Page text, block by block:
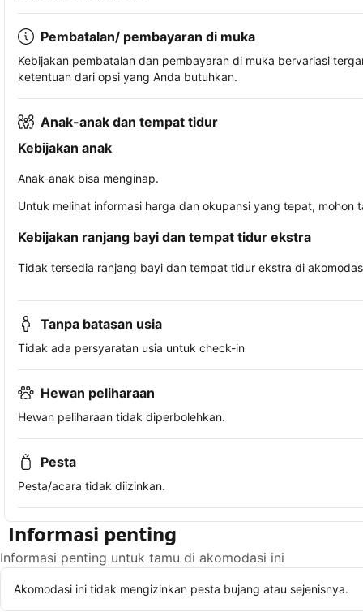
Pembatalan/ pembayaran di muka
Kebijakan pembatalan dan pembayaran di muka bervariasi
ketentuan dari opsi yang Anda butuhkan.
Anak-anak dan tempat tidur
Kebijakan anak
Anak-anak bisa menginap.
Untuk melihat informasi harga dan okupansi yang tepat,
Kebijakan ranjang bayi dan tempat tidur ekstra
Tidak tersedia ranjang bayi dan tempat tidur ekstra di
Tanpa batasan usia
Tidak ada persyaratan usia untuk check-in
Hewan peliharaan
Hewan peliharaan tidak diperbolehkan.
Pesta
Pesta/acara tidak diizinkan.
Informasi penting
Informasi penting untuk tamu di akomodasi ini
Akomodasi ini tidak mengizinkan pesta bujang atau sejenisnya.